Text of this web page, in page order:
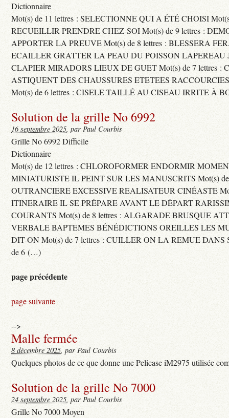
Dictionnaire
Mot(s) de 11 lettres : SELECTIONNE QUI A ÉTÉ CHOISI
RECUEILLIR PRENDRE CHEZ-SOI Mot(s) de 9 lettres :
APPORTER LA PREUVE Mot(s) de 8 lettres : BLESSERA
ECAILLER GRATTER LA PEAU DU POISSON LAPEREAU
CLAPIER MIRADORS LIEUX DE GUET Mot(s) de 7 lettres :
ASTIQUENT DES CHAUSSURES ETETEES
Mot(s) de 6 lettres : CISELE TAILLÉ AU CISEAU IRRITE À
Solution de la grille No 6992
16 septembre 2025, par Paul Courbis
Grille No 6992 Difficile
Dictionnaire
Mot(s) de 12 lettres : CHLOROFORMER ENDORMIR
MINIATURISTE IL PEINT SUR LES MANUSCRITS Mot(s) de
OUTRANCIERE EXCESSIVE REALISATEUR CINÉASTE
ITINERAIRE IL SE PRÉPARE AVANT LE DÉPART
COURANTS Mot(s) de 8 lettres : ALGARADE BRUSQUE
VERBALE BAPTEMES BÉNÉDICTIONS OREILLES LES
DIT-ON Mot(s) de 7 lettres : CUILLER ON LA REMUE DANS
de 6 (…)
page précédente
page suivante
-->
Malle fermée
8 décembre 2025, par Paul Courbis
Quelques photos de ce que donne une Pelicase iM2975 utilisée
Solution de la grille No 7000
24 septembre 2025, par Paul Courbis
Grille No 7000 Moyen